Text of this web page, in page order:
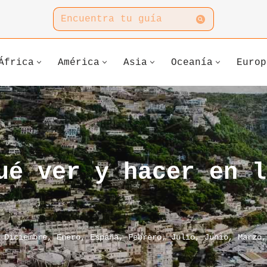
América Asia Oceanía
ver y hacer en
Diciembre,Enero,España,Febrero,Julio,Junio,Marzo